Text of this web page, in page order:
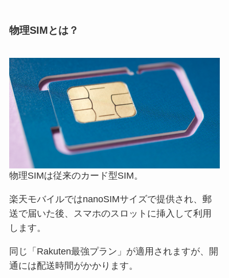
物理SIMとは？
物理SIMは従来のカード型SIM。
楽天モバイルではnanoSIMサイズで提供され、郵
送で届いた後、スマホのスロットに挿入して利用
します。
同じ「Rakuten最強プラン」が適用されますが、開
通には配送時間がかかります。